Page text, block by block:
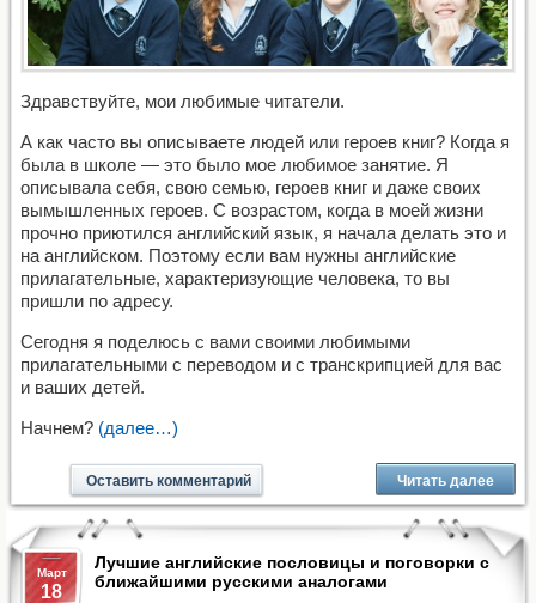
Здравствуйте, мои любимые читатели.
А как часто вы описываете людей или героев книг? Когда я
была в школе — это было мое любимое занятие. Я
описывала себя, свою семью, героев книг и даже своих
вымышленных героев. С возрастом, когда в моей жизни
прочно приютился английский язык, я начала делать это и
на английском. Поэтому если вам нужны английские
прилагательные, характеризующие человека, то вы
пришли по адресу.
Сегодня я поделюсь с вами своими любимыми
прилагательными с переводом и с транскрипцией для вас
и ваших детей.
Начнем? (далее…)
Оставить комментарий Читать далее
Март
18
Лучшие английские пословицы и поговорки с
ближайшими русскими аналогами